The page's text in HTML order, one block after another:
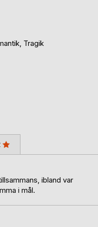
Tragik
ibland var
i mål.